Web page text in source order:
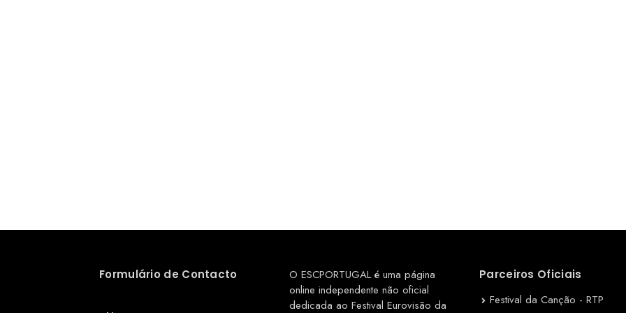
Formulário de Contacto
O ESCPORTUGAL é uma página
online independente não oficial
dedicada ao Festival Eurovisão da
Parceiros Oficiais
Festival da Canção - RTP